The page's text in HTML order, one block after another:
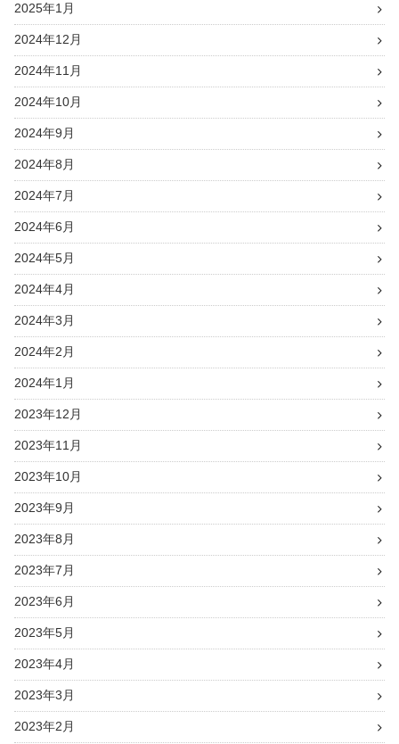
2025年1月
2024年12月
2024年11月
2024年10月
2024年9月
2024年8月
2024年7月
2024年6月
2024年5月
2024年4月
2024年3月
2024年2月
2024年1月
2023年12月
2023年11月
2023年10月
2023年9月
2023年8月
2023年7月
2023年6月
2023年5月
2023年4月
2023年3月
2023年2月